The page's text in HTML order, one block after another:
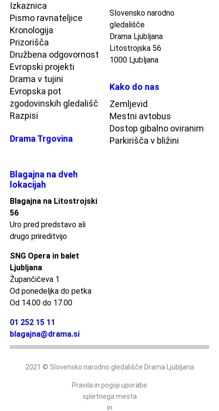
Izkaznica
Pismo ravnateljice
Kronologija
Prizorišča
Družbena odgovornost
Evropski projekti
Drama v tujini
Evropska pot
zgodovinskih gledališč
Razpisi
Drama Trgovina
Slovensko narodno
gledališče
Drama Ljubljana
Litostrojska 56
1000 Ljubljana
Kako do nas
Zemljevid
Mestni avtobus
Dostop gibalno oviranim
Parkirišča v bližini
Blagajna na dveh
lokacijah
Blagajna na Litostrojski
56
Uro pred predstavo ali
drugo prireditvijo
SNG Opera in balet
Ljubljana
Župančičeva 1
Od ponedeljka do petka
Od 14.00 do 17.00
01 252 15 11
blagajna@drama.si
2021 © Slovensko narodno gledališče Drama Ljubljana
Pravila in pogoji uporabe
spletnega mesta
in